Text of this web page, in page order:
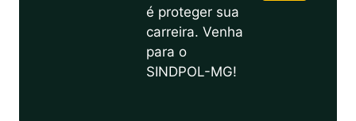
é proteger sua
carreira. Venha
para o
SINDPOL-MG!